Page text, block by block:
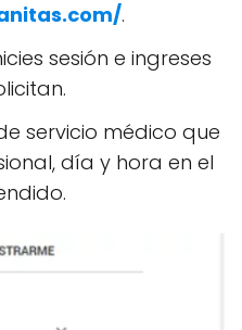
.
sesión e ingreses
servicio médico que
día y hora en el